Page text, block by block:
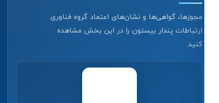
مجوزها، گواهی‌ها و نشان‌های اعتماد گروه فناوری
ارتباطات پندار بیستون را در این بخش مشاهده
کنید.